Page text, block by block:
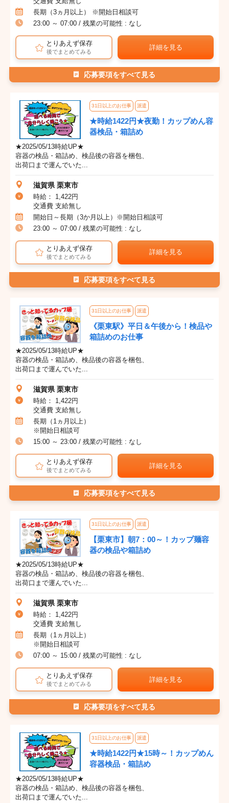
長期（3ヵ月以上） ※開始日相談可
23:00 ～ 07:00 / 残業の可能性 : なし
とりあえず保存
後でまとめてみる
詳細を見る
応募要項をすべて見る
31日以上のお仕事 派遣
★時給1422円★夜勤！カップめん容
器検品・箱詰め
★2025/05/13時給UP★
容器の検品・箱詰め、検品後の容器を梱包、
出荷口まで運んでいた...
滋賀県 栗東市
時給： 1,422円
交通費 支給無し
開始日～長期（3か月以上）※開始日相談可
23:00 ～ 07:00 / 残業の可能性 : なし
とりあえず保存
後でまとめてみる
詳細を見る
応募要項をすべて見る
31日以上のお仕事 派遣
《栗東駅》平日＆午後から！検品や
箱詰めのお仕事
★2025/05/13時給UP★
容器の検品・箱詰め、検品後の容器を梱包、
出荷口まで運んでいた...
滋賀県 栗東市
時給： 1,422円
交通費 支給無し
長期（1ヵ月以上）
※開始日相談可
15:00 ～ 23:00 / 残業の可能性 : なし
とりあえず保存
後でまとめてみる
詳細を見る
応募要項をすべて見る
31日以上のお仕事 派遣
【栗東市】朝7：00～！カップ麺容
器の検品や箱詰め
★2025/05/13時給UP★
容器の検品・箱詰め、検品後の容器を梱包、
出荷口まで運んでいた...
滋賀県 栗東市
時給： 1,422円
交通費 支給無し
長期（1ヵ月以上）
※開始日相談可
07:00 ～ 15:00 / 残業の可能性 : なし
とりあえず保存
後でまとめてみる
詳細を見る
応募要項をすべて見る
31日以上のお仕事 派遣
★時給1422円★15時～！カップめん
容器検品・箱詰め
★2025/05/13時給UP★
容器の検品・箱詰め、検品後の容器を梱包、
出荷口まで運んでいた...